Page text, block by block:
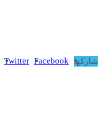
شاركها Facebook
Twitter